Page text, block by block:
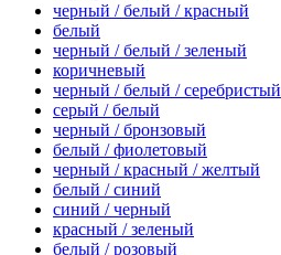
черный / белый / красный
белый
черный / белый / зеленый
коричневый
черный / белый / серебристый
серый / белый
черный / бронзовый
белый / фиолетовый
черный / красный / желтый
белый / синий
синий / черный
красный / зеленый
белый / розовый